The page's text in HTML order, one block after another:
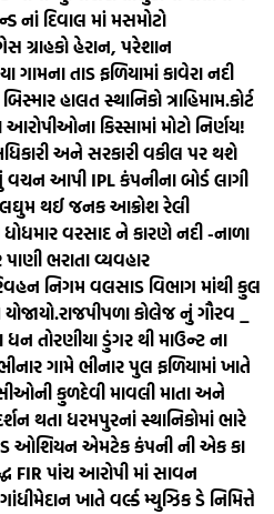
નાં દિવાલ માં મસમોટો
ગ્રાહકો હેરાન, પરેશાન
ગામના તાડ ફળિયામાં કાવેરા નદી
હાલત સ્થાનિકો ત્રાહિમામ.કોર્ટ
આરોપીઓના કિસ્સામાં મોટો નિર્ણય!
અને સરકારી વકીલ પર થશે
વચન આપી IPL કંપનીના બોર્ડ લાગી
થઈ જનક આક્રોશ રેલી
ધોધમાર વરસાદ ને કારણે નદી -નાળા
ભરાતા વ્યવહાર
નિગમ વલસાડ વિભાગ માંથી કુલ
રાજપીપળા કોલેજ નું ગૌરવ _
તોરણીયા ડુંગર થી માઉન્ટ ના
ગામે ભીનાર પુલ ફળિયામાં ખાતે
કુળદેવી માવલી માતા અને
થતા ધરમપુરનાં સ્થાનિકોમાં ભારે
ઓશિયન એમટેક કંપની ની એક કા
FIR પાંચ આરોપી માં સાવન
ખાતે વર્લ્ડ મ્યુઝિક ડે નિમિત્તે